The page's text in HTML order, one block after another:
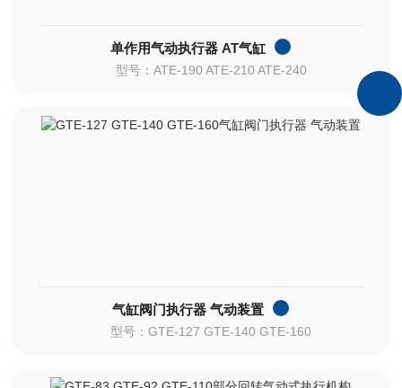
单作用气动执行器 AT气缸
型号：ATE-190 ATE-210 ATE-240
气缸阀门执行器 气动装置
型号：GTE-127 GTE-140 GTE-160